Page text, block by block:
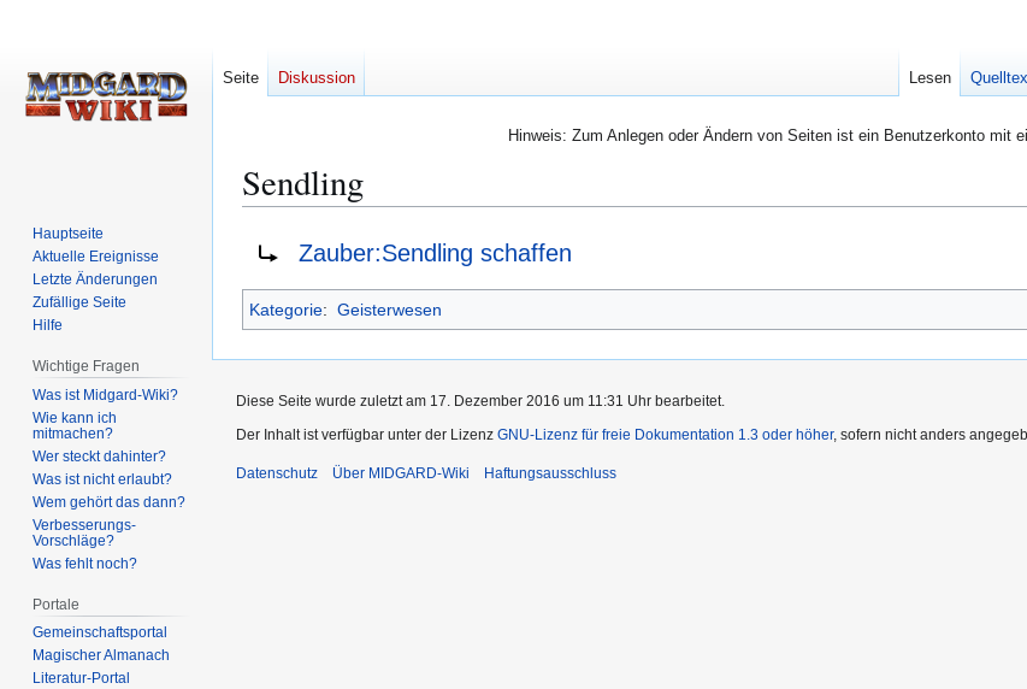
Hinweis: Zum Anlegen oder Ändern von Seiten ist ein Benutzerkonto mit
Sendling
Navigation
springen
Suche
springen
Weiterleitung nach:
Zauber:Sendling schaffen
Kategorie: Geisterwesen
Seite Diskussion Lesen
Hauptseite
Aktuelle Ereignisse
Letzte Änderungen
Zufällige Seite
Hilfe
Wichtige Fragen
Was ist Midgard-Wiki?
Wie kann ich
mitmachen?
Wer steckt dahinter?
Was ist nicht erlaubt?
Wem gehört das dann?
Verbesserungs-
Vorschläge?
Was fehlt noch?
Portale
Gemeinschafts­portal
Magischer Almanach
Literatur-Portal
Diese Seite wurde zuletzt am 17. Dezember 2016 um 11:31 Uhr bearbeitet.
Der Inhalt ist verfügbar unter der Lizenz GNU-Lizenz für freie Dokumentation 1.3 oder höher, sofern nicht anders
Datenschutz Über MIDGARD-Wiki Haftungsausschluss